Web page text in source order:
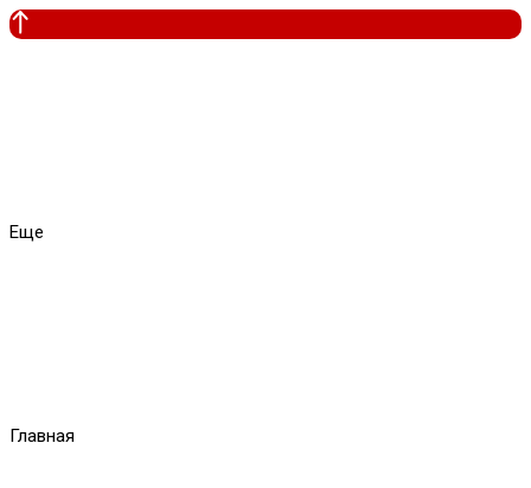
Еще
Главная